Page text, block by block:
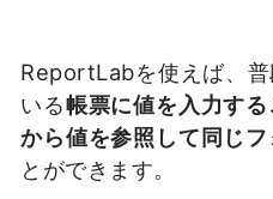
ReportLabを使えば、
いる帳票に値を入力す
から値を参照して同じ
とができます。